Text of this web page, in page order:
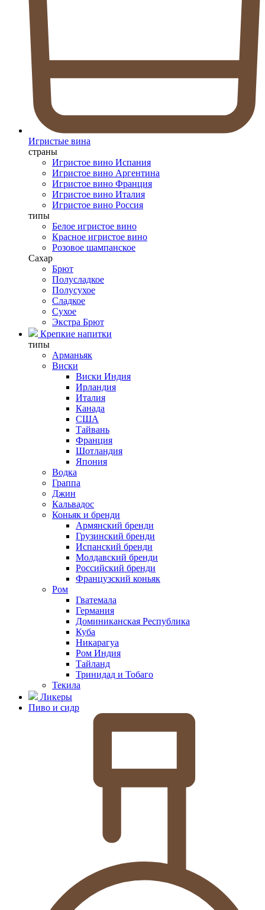
Игристые вина
страны
Игристое вино Испания
Игристое вино Аргентина
Игристое вино Франция
Игристое вино Италия
Игристое вино Россия
типы
Белое игристое вино
Красное игристое вино
Розовое шампанское
Сахар
Брют
Полусладкое
Полусухое
Сладкое
Сухое
Экстра Брют
Крепкие напитки
типы
Арманьяк
Виски
Виски Индия
Ирландия
Италия
Канада
США
Тайвань
Франция
Шотландия
Япония
Водка
Граппа
Джин
Кальвадос
Коньяк и бренди
Армянский бренди
Грузинский бренди
Испанский бренди
Молдавский бренди
Российский бренди
Французский коньяк
Ром
Гватемала
Германия
Доминиканская Республика
Куба
Никарагуа
Ром Индия
Тайланд
Тринидад и Тобаго
Текила
Ликеры
Пиво и сидр